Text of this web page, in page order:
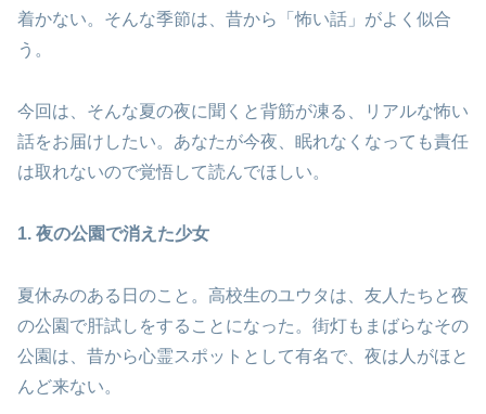
着かない。そんな季節は、昔から「怖い話」がよく似合
う。
今回は、そんな夏の夜に聞くと背筋が凍る、リアルな怖い
話をお届けしたい。あなたが今夜、眠れなくなっても責任
は取れないので覚悟して読んでほしい。
1. 夜の公園で消えた少女
夏休みのある日のこと。高校生のユウタは、友人たちと夜
の公園で肝試しをすることになった。街灯もまばらなその
公園は、昔から心霊スポットとして有名で、夜は人がほと
んど来ない。